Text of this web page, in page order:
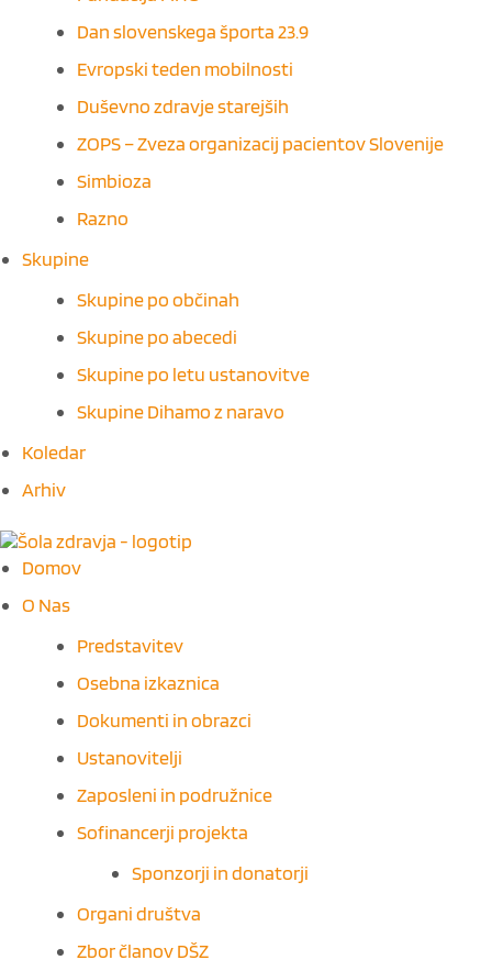
Dan slovenskega športa 23.9
Evropski teden mobilnosti
Duševno zdravje starejših
ZOPS – Zveza organizacij pacientov Slovenije
Simbioza
Razno
Skupine
Skupine po občinah
Skupine po abecedi
Skupine po letu ustanovitve
Skupine Dihamo z naravo
Koledar
Arhiv
M
n
Domov
O Nas
Predstavitev
Osebna izkaznica
Dokumenti in obrazci
Ustanovitelji
Zaposleni in podružnice
Sofinancerji projekta
Sponzorji in donatorji
Organi društva
Zbor članov DŠZ